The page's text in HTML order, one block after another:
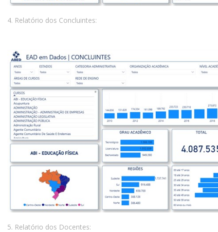
4. Relatório dos Concluintes:
5. Relatório dos Docentes: